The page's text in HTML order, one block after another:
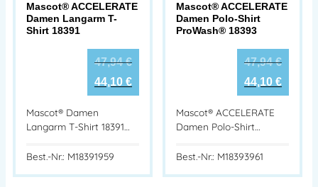
Mascot® ACCELERATE
Damen Langarm T-
Shirt 18391
47,94€
44,10 €
Mascot® Damen
Langarm T-Shirt 18391…
Best.-Nr.: M18391959
Mascot® ACCELERATE
Damen Polo-Shirt
ProWash® 18393
47,94€
44,10 €
Mascot® ACCELERATE
Damen Polo-Shirt…
Best.-Nr.: M18393961